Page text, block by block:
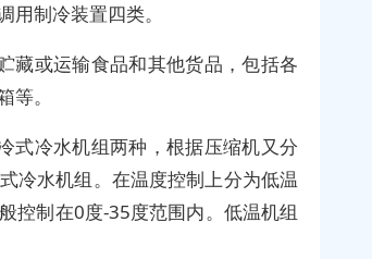
制冷装置四类。
藏或运输食品和其他货品，包括各
。
式冷水机组两种，根据压缩机又分
冷水机组。在温度控制上分为低温
控制在0度-35度范围内。低温机组